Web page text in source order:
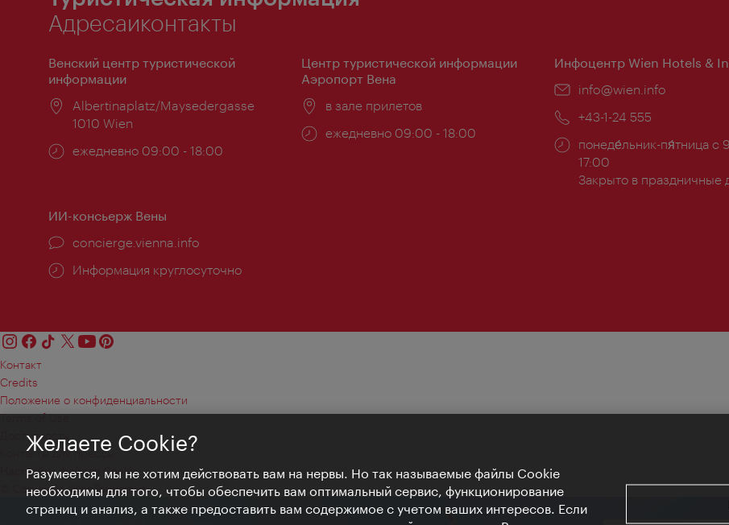
Адресаиконтакты
Венский центр туристической
информации
Расположение:
Albertinaplatz/Maysedergasse
1010 Wien
Часы
ежедневно 09:00 - 18:00
Центр туристической информации
Аэропорт Вена
Расположение:
в зале прилетов
Часы
ежедневно 09:00 - 18:00
Инфоцентр Wien Hotels &
Эл.
info@wien.info
Телефон:
+43-1-24 555
Часы
работы:
понеде́льник-пя́тница с
17:00
Закрыто в праздничные
ИИ-консьерж Вены
concierge.vienna.info
Информация круглосуточно
Контакт
Credits
Положение о конфиденциальности
Terms of Use
Доступность
Контакты для прессы
Настройки файлов Cookie
© Copyright WienTourismus
Желаете Cookie?
Разумеется, мы не хотим действовать вам на нервы. Но так называемые файлы Cookie
необходимы для того, чтобы обеспечить вам оптимальный сервис, функционирование
страниц и анализ, а также предоставить вам содержимое с учетом ваших интересов. Если